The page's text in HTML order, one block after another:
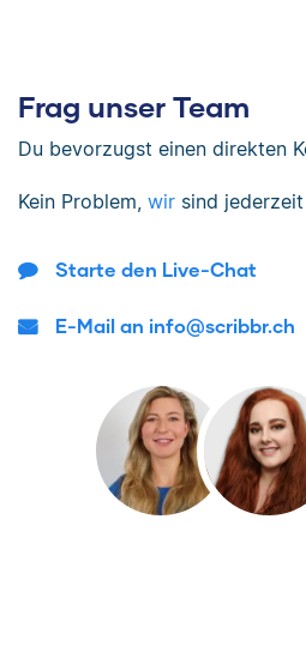
Frag unser Team
Du bevorzugst einen direkten
Kein Problem, wir sind
Starte den Live-Chat
E-Mail an info@scribbr.ch